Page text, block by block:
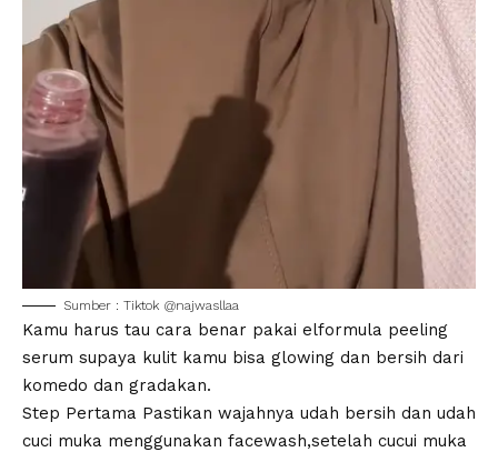
Sumber : Tiktok @najwasllaa
Kamu harus tau cara benar pakai elformula peeling
serum supaya kulit kamu bisa glowing dan bersih dari
komedo dan gradakan.
Step Pertama Pastikan wajahnya udah bersih dan udah
cuci muka menggunakan facewash,setelah cucui muka